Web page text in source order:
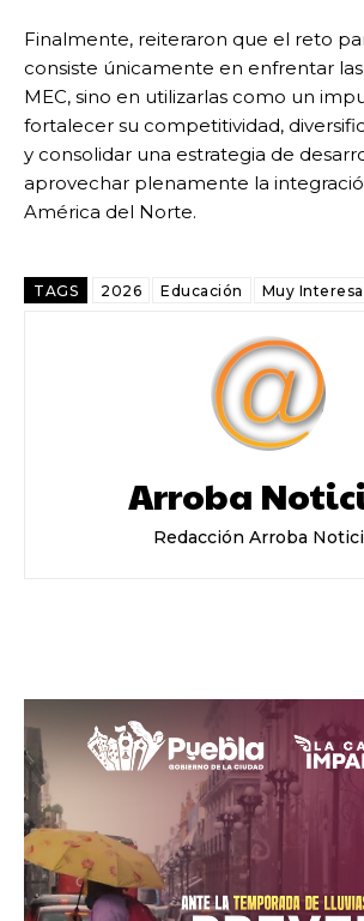
Finalmente, reiteraron que el reto
consiste únicamente en enfrentar las
MEC, sino en utilizarlas como un
fortalecer su competitividad,
y consolidar una estrategia de
aprovechar plenamente la
América del Norte.
TAGS 2026 Educación Muy
Arroba
Redacción Arroba